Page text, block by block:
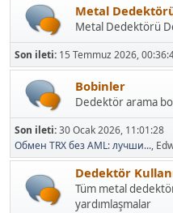
Metal
Metal Dedektörü
Son ileti: 15 Temmuz 2026,
Bobinler
Dedektör arama
Son ileti:30 Ocak 2026, 11:01:28
Обмен TRX без AML: лучши...,
Dedektör
Tüm metal
yardımlaşmalar